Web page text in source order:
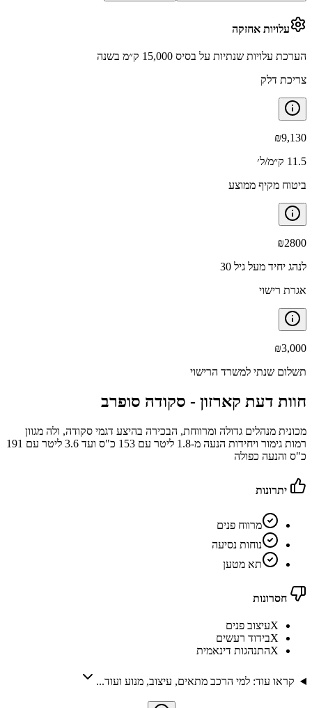
עלויות אחזקה
הערכת עלויות שנתיות על בסיס 15,000 ק״מ בשנה
צריכת דלק
₪9,130
11.5 ק״מ/ל׳
ביטוח מקיף ממוצע
₪2800
לנהג יחיד מעל גיל 30
אגרת רישוי
₪3,000
תשלום שנתי למשרד הרישוי
חוות דעת קארזון - סקודה סופרב
מכונית מנהלים גדולה ומרווחת, הבכירה בהיצע דגמי סקודה, ולה מגוון
רמות גימור ויחידות הנעה מ-1.8 ליטר עם 153 כ"ס ועד 3.6 ליטר עם 191
כ"ס והנעה כפולה
יתרונות
מרווח פנים
נוחות נסיעה
תא מטען
חסרונות
Xעיצוב פנים
Xבידוד רעשים
Xהתנהגות דינאמית
קראו עוד: למי הרכב מתאים, עיצוב, מנוע ועוד...